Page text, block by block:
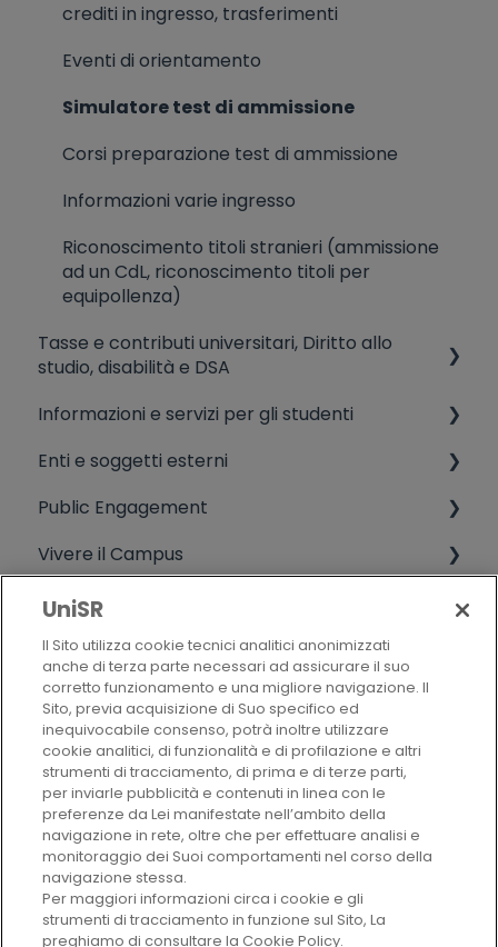
crediti in ingresso, trasferimenti
Eventi di orientamento
Simulatore test di ammissione
Corsi preparazione test di ammissione
Informazioni varie ingresso
Riconoscimento titoli stranieri (ammissione
ad un CdL, riconoscimento titoli per
equipollenza)
Tasse e contributi universitari, Diritto allo
studio, disabilità e DSA
Disabilità e dsa
Diritto allo studio
Tasse universitarie
Informazioni e servizi per gli studenti
Tutorato didattico
Servizio di counseling
Biblioteca
Rappresentanti degli studenti
Medicina preventiva
Sistemi informativi
Residenze
Mensa
Lezioni ed esami
Come raggiungerci
Blackboard
Enti e soggetti esterni
Informazioni varie da soggetti non UniSR
Public Engagement
Terza missione
Vivere il Campus
Live campus
Attività studentesche extradidattiche
Alumni
Qualità
Politica della qualità
Criteri di valutazione
CHI SIAMO
AUTORI
VAI AL SITO
UniSR
Il Sito utilizza cookie tecnici analitici anonimizzati
anche di terza parte necessari ad assicurare il suo
corretto funzionamento e una migliore navigazione. Il
Sito, previa acquisizione di Suo specifico ed
inequivocabile consenso, potrà inoltre utilizzare
cookie analitici, di funzionalità e di profilazione e altri
strumenti di tracciamento, di prima e di terze parti,
per inviarle pubblicità e contenuti in linea con le
preferenze da Lei manifestate nell’ambito della
navigazione in rete, oltre che per effettuare analisi e
monitoraggio dei Suoi comportamenti nel corso della
navigazione stessa.
Per maggiori informazioni circa i cookie e gli
strumenti di tracciamento in funzione sul Sito, La
preghiamo di consultare la Cookie Policy.